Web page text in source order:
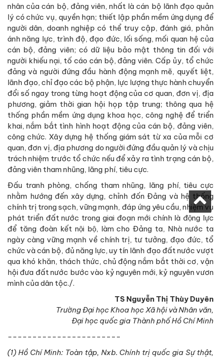
nhân của cán bộ, đảng viên, nhất là cán bộ lãnh đạo quản
lý có chức vụ, quyền hạn; thiết lập phần mềm ứng dụng để
người dân, doanh nghiệp có thể truy cập, đánh giá, phản
ánh năng lực, trình độ, đạo đức, lối sống, mối quan hệ của
cán bộ, đảng viên; có dữ liệu bảo mật thông tin đối với
người khiếu nại, tố cáo cán bộ, đảng viên. Cấp ủy, tổ chức
đảng và người đứng đầu hành động mạnh mẽ, quyết liệt,
lãnh đạo, chỉ đạo các bộ phận, lực lượng thực hành chuyển
đổi số ngay trong từng hoạt động của cơ quan, đơn vị, địa
phương, giảm thời gian hội họp tập trung; thông qua hệ
thống phần mềm ứng dụng khoa học, công nghệ để triển
khai, nắm bắt tình hình hoạt động của cán bộ, đảng viên,
công chức. Xây dựng hệ thống giám sát từ xa của mỗi cơ
quan, đơn vị, địa phương do người đứng đầu quản lý và chịu
trách nhiệm trước tổ chức nếu để xảy ra tình trạng cán bộ,
đảng viên tham nhũng, lãng phí, tiêu cực.
Đấu tranh phòng, chống tham nhũng, lãng phí, tiêu cực
nhằm hướng đến xây dựng, chỉnh đốn Đảng và hệ thống
chính trị trong sạch, vững mạnh, đáp ứng yêu cầu, nhiệm vụ
phát triển đất nước trong giai đoạn mới chính là động lực
để tăng đoàn kết nội bộ, làm cho Đảng ta, Nhà nước ta
ngày càng vững mạnh về chính trị, tư tưởng, đạo đức, tổ
chức và cán bộ, đủ năng lực, uy tín lãnh đạo đất nước vượt
qua khó khăn, thách thức, chủ động nắm bắt thời cơ, vận
hội đưa đất nước bước vào kỷ nguyên mới, kỷ nguyên vươn
mình của dân tộc./.
TS Nguyễn Thị Thùy Duyên
Trường Đại học Khoa học Xã hội và Nhân văn,
Đại học quốc gia Thành phố Hồ Chí Minh
-----------------------
(1) Hồ Chí Minh: Toàn tập, Nxb. Chính trị quốc gia Sự thật,